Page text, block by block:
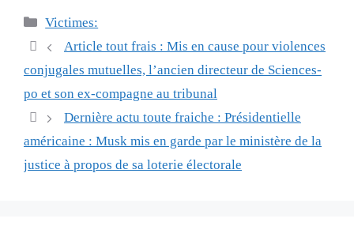
Catégories
Victimes:
NavigationArticle tout frais : Mis en cause pour violences
conjugales mutuelles, l’ancien directeur de Sciences-
po et son ex-compagne au tribunal
Dernière actu toute fraiche : Présidentielle
américaine : Musk mis en garde par le ministère de la
justice à propos de sa loterie électorale